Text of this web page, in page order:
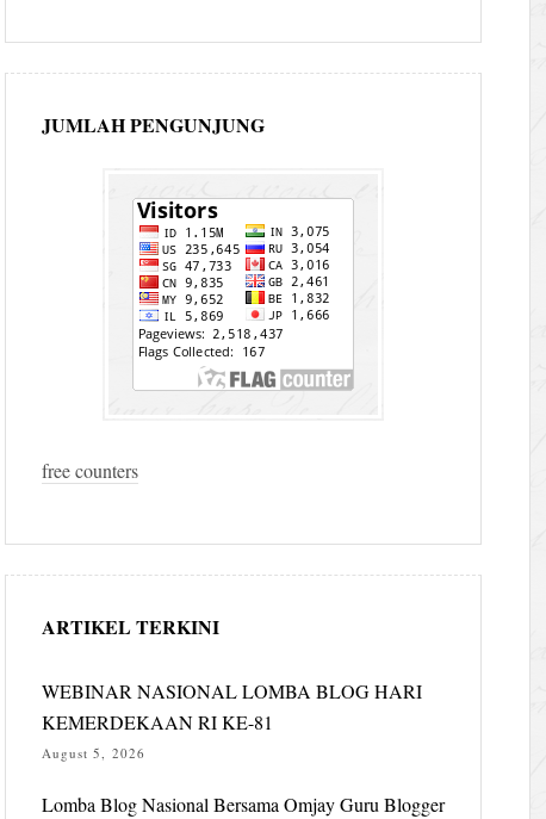
JUMLAH PENGUNJUNG
free counters
ARTIKEL TERKINI
WEBINAR NASIONAL LOMBA BLOG HARI
KEMERDEKAAN RI KE-81
August 5, 2026
Lomba Blog Nasional Bersama Omjay Guru Blogger